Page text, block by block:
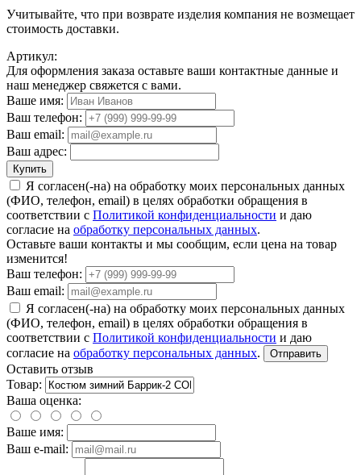
Учитывайте, что при возврате изделия компания не возмещает
стоимость доставки.
Артикул:
Для оформления заказа оставьте ваши контактные данные и
наш менеджер свяжется с вами.
Ваше имя:
Ваш телефон:
Ваш email:
Ваш адрес:
Купить
Я согласен(-на) на обработку моих персональных данных
(ФИО, телефон, email) в целях обработки обращения в
соответствии с Политикой конфиденциальности и даю
согласие на обработку персональных данных.
Оставьте ваши контакты и мы сообщим, если цена на товар
изменится!
Ваш телефон:
Ваш email:
Я согласен(-на) на обработку моих персональных данных
(ФИО, телефон, email) в целях обработки обращения в
соответствии с Политикой конфиденциальности и даю
согласие на обработку персональных данных. Отправить
Оставить отзыв
Товар:
Ваша оценка:
Ваше имя:
Ваш e-mail: